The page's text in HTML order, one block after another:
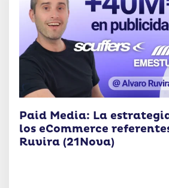
Paid Media: La
los eCommerce
Ruvira (21Nova)